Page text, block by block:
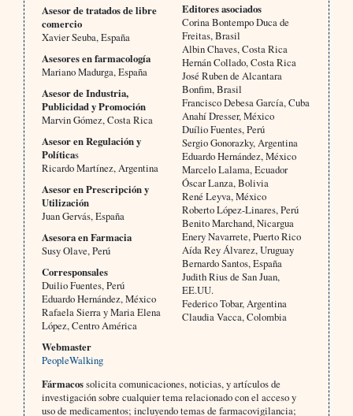
Editores asociados
Corina Bontempo Duca de
Freitas, Brasil
Albin Chaves, Costa Rica
Hernán Collado, Costa Rica
José Ruben de Alcantara
Bonfim, Brasil
Francisco Debesa García, Cuba
Anahí Dresser, México
Duílio Fuentes, Perú
Sergio Gonorazky, Argentina
Eduardo Hernández, México
Marcelo Lalama, Ecuador
Óscar Lanza, Bolivia
René Leyva, México
Roberto López-Linares, Perú
Benito Marchand, Nicargua
Enery Navarrete, Puerto Rico
Aída Rey Álvarez, Uruguay
Bernardo Santos, España
Judith Rius de San Juan,
EE.UU.
Federico Tobar, Argentina
Claudia Vacca, Colombia
Asesor de tratados de libre
comercio
Xavier Seuba, España
Asesores en farmacología
Mariano Madurga, España
Asesor de Industria,
Publicidad y Promoción
Marvin Gómez, Costa Rica
Asesor en Regulación y
Políticas
Ricardo Martínez, Argentina
Asesor en Prescripción y
Utilización
Juan Gervás, España
Asesora en Farmacia
Susy Olave, Perú
Corresponsales
Duilio Fuentes, Perú
Eduardo Hernández, México
Rafaela Sierra y Maria Elena
López, Centro América
Webmaster
PeopleWalking
Fármacossolicita comunicaciones, noticias, y artículos de
investigación sobre cualquier tema relacionado con el acceso y
uso de medicamentos; incluyendo temas de farmacovigilancia;